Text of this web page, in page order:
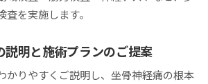
査を実施します。
説明と施術プランのご提案
かりやすくご説明し、坐骨神経痛の根本